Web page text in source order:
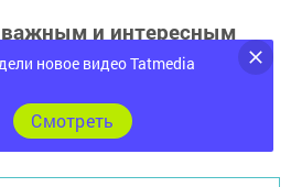
и интересным
канале"Шешминская
в Яндекс.Новости
новое видео Tatmedia
Cмотреть